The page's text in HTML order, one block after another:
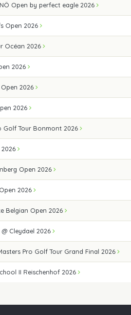
Open by perfect eagle 2026
Open 2026
Océan 2026
2026
Open 2026
2026
Golf Tour Bonmont 2026
2026
Open 2026
2026
Belgian Open 2026
Cleydael 2026
Pro Golf Tour Grand Final 2026
II Reischenhof 2026